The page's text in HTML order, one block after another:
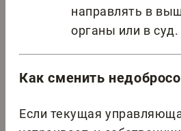
направлять в
органы или в суд.
Как сменить
Если текущая